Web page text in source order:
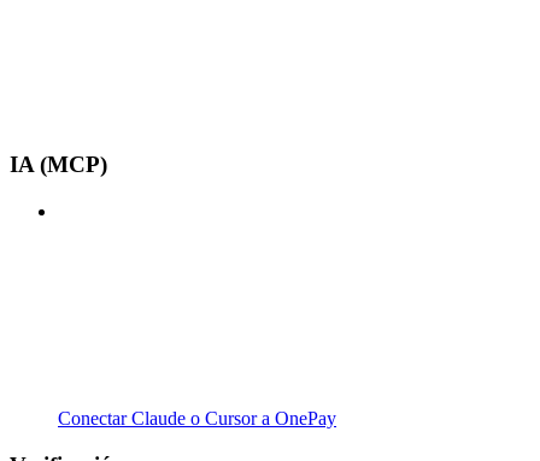
IA (MCP)
Conectar Claude o Cursor a OnePay